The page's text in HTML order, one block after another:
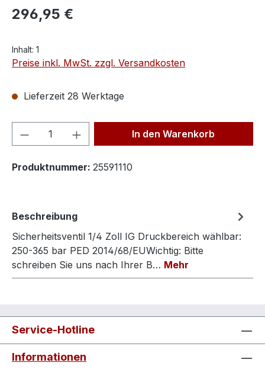
296,95 €
Inhalt: 1
Preise inkl. MwSt. zzgl. Versandkosten
Lieferzeit 28 Werktage
Produkt Anzahl: Gib denIn den Warenkorb
Produktnummer: 25591110
Beschreibung
Sicherheitsventil 1/4 Zoll IG Druckbereich wählbar:
250-365 bar PED 2014/68/EUWichtig: Bitte
schreiben Sie uns nach Ihrer B… Mehr
Service-Hotline
Informationen